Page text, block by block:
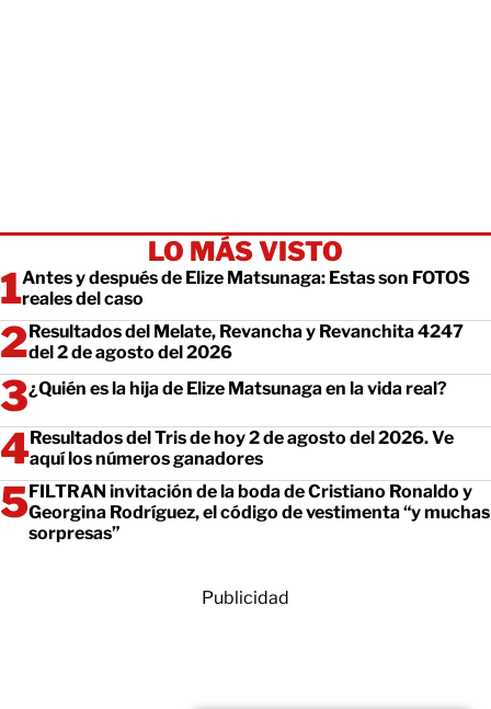
LO MÁS VISTO
Antes y después de Elize Matsunaga: Estas son FOTOS
reales del caso
Resultados del Melate, Revancha y Revanchita 4247
del 2 de agosto del 2026
¿Quién es la hija de Elize Matsunaga en la vida real?
Resultados del Tris de hoy 2 de agosto del 2026. Ve
aquí los números ganadores
FILTRAN invitación de la boda de Cristiano Ronaldo y
Georgina Rodríguez, el código de vestimenta “y muchas
sorpresas”
Publicidad